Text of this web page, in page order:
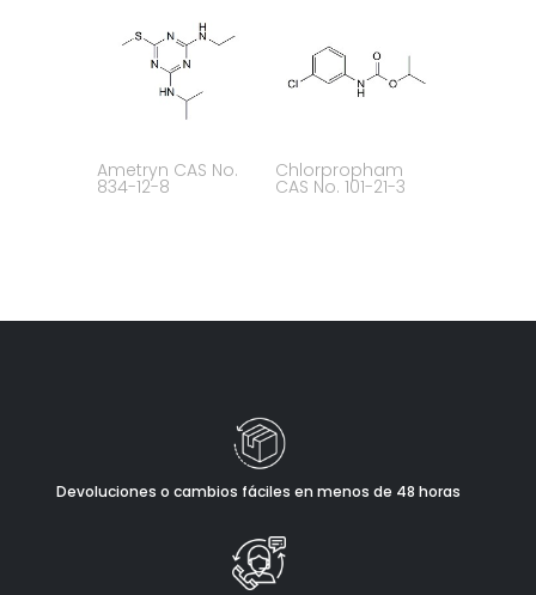
Ametryn CAS No.
834-12-8
Chlorpropham
CAS No. 101-21-3
Devoluciones o cambios fáciles en menos de 48 horas